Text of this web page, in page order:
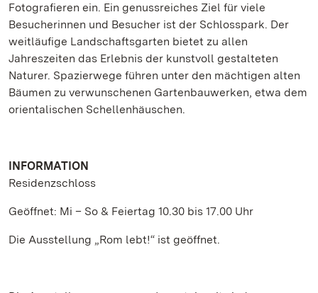
Fotografieren ein. Ein genussreiches Ziel für viele
Besucherinnen und Besucher ist der Schlosspark. Der
weitläufige Landschaftsgarten bietet zu allen
Jahreszeiten das Erlebnis der kunstvoll gestalteten
Naturer. Spazierwege führen unter den mächtigen alten
Bäumen zu verwunschenen Gartenbauwerken, etwa dem
orientalischen Schellenhäuschen.
INFORMATION
Residenzschloss
Geöffnet: Mi – So & Feiertag 10.30 bis 17.00 Uhr
Die Ausstellung „Rom lebt!“ ist geöffnet.